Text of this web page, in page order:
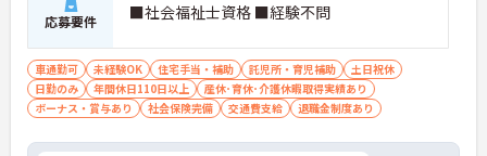
応募要件 ■社会福祉士資格 ■経験不問
車通勤可 未経験OK 住宅手当・補助 託児所・育児補助
土日祝休
日勤のみ
年間休日110日以上
産休･育休･介護休暇取得実績あり
ボーナス・賞与あり
社会保険完備 交通費支給 退職金制度あり